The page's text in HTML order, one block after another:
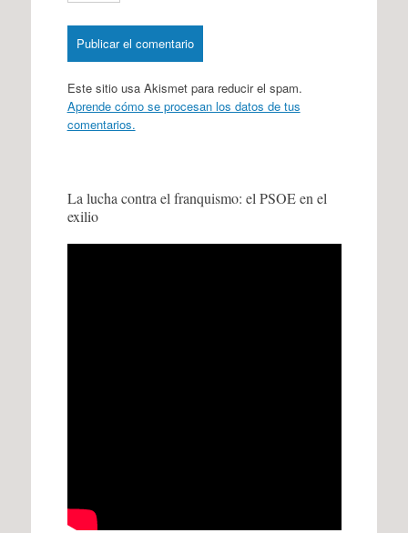
Este sitio usa Akismet para reducir el spam.
Aprende cómo se procesan los datos de tus
comentarios.
La lucha contra el franquismo: el PSOE en el
exilio